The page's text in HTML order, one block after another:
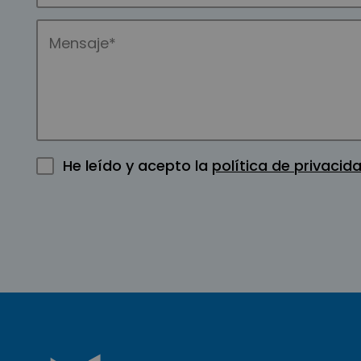
He leído y acepto la política de